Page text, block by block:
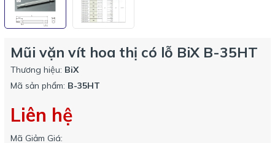
Mũi vặn vít hoa thị có lỗ BiX B-35HT
Thương hiệu: BiX
Mã sản phẩm: B-35HT
Liên hệ
Mã Giảm Giá: